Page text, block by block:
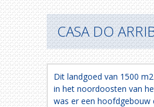
CASA DO
Dit landgoed van 1500
in het noordoosten van
was er een hoofdgebouw